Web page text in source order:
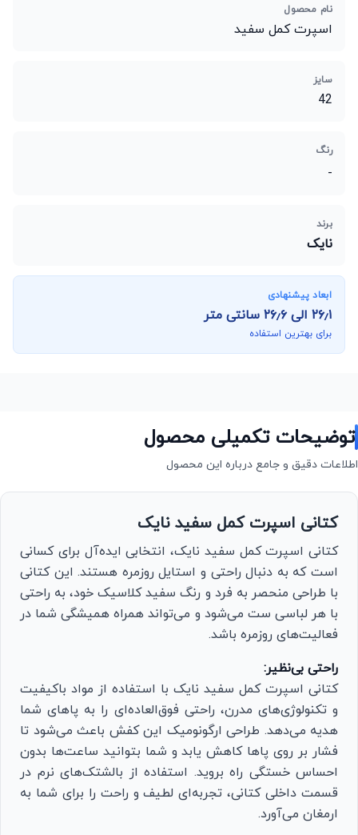
نام محصول
اسپرت کمل سفید
سایز
42
رنگ
-
برند
نایک
ابعاد پیشنهادی
۲۶٫۱ الی۲۶٫۶سانتی متر
برای بهترین استفاده
توضیحات تکمیلی محصول
اطلاعات دقیق و جامع درباره این محصول
کتانی اسپرت کمل سفید نایک
کتانی اسپرت کمل سفید نایک، انتخابی ایده‌آل برای کسانی
است که به دنبال راحتی و استایل روزمره هستند. این کتانی
با طراحی منحصر به فرد و رنگ سفید کلاسیک خود، به راحتی
با هر لباسی ست می‌شود و می‌تواند همراه همیشگی شما در
فعالیت‌های روزمره باشد.
راحتی بی‌نظیر:
کتانی اسپرت کمل سفید نایک با استفاده از مواد باکیفیت
و تکنولوژی‌های مدرن، راحتی فوق‌العاده‌ای را به پاهای شما
هدیه می‌دهد. طراحی ارگونومیک این کفش باعث می‌شود تا
فشار بر روی پاها کاهش یابد و شما بتوانید ساعت‌ها بدون
احساس خستگی راه بروید. استفاده از بالشتک‌های نرم در
قسمت داخلی کتانی، تجربه‌ای لطیف و راحت را برای شما به
ارمغان می‌آورد.